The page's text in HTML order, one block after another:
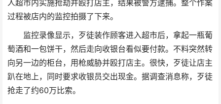
人超市内实施抢劫并殴打店主，结果被警方逮捕。整个作案
过程被店内的监控拍摄了下来。
监控录像显示，歹徒装作顾客进入超市后，拿起一瓶葡
萄酒和一包饼干，然后走向收银台看似要付款。不料突然转
向另一边的柜台，用枪威胁并殴打店主。很快，歹徒让店主
趴在地上，同时要求收银员交出现金。据调查消息称，歹徒
抢走了约60万比索。